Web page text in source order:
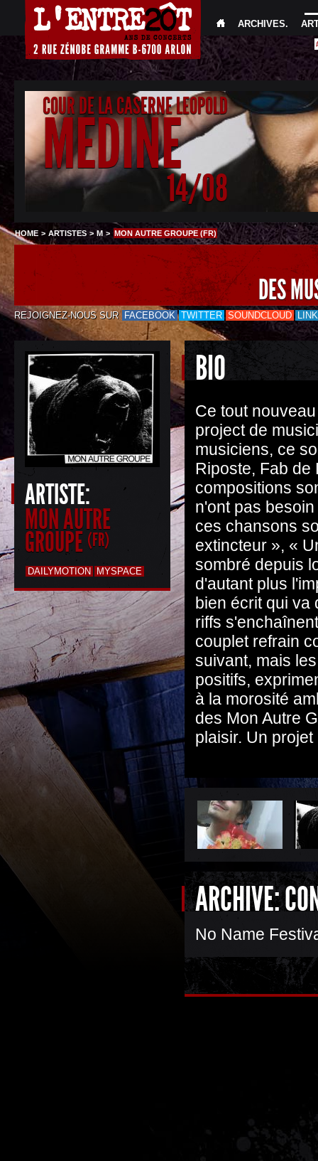
ARCHIVES.
COUR DE LA CASERNE LEOPOLD
MEDINE
14/08
HOME > ARTISTES > M > MON AUTRE GROUPE (FR)
DES
REJOIGNEZ-NOUS SUR FACEBOOK TWITTER SOUNDCLOUD
ARTISTE:
MON AUTRE
GROUPE (FR)
DAILYMOTION MYSPACE
BIO
Ce tout
project de
musiciens, ce
Riposte, Fab de
compositions
n'ont pas
ces chansons
extincteur », «
sombré depuis
d'autant plus
bien écrit qui va
riffs
couplet refrain
suivant, mais
positifs,
à la morosité
des Mon Autre
plaisir. Un
ARCHIVE:
No Name